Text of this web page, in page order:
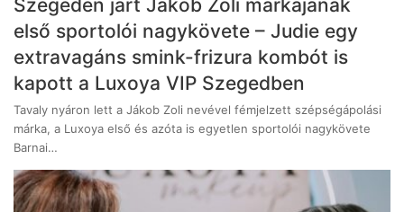
Szegeden járt Jákob Zoli márkájának
első sportolói nagykövete – Judie egy
extravagáns smink-frizura kombót is
kapott a Luxoya VIP Szegedben
Tavaly nyáron lett a Jákob Zoli nevével fémjelzett szépségápolási
márka, a Luxoya első és azóta is egyetlen sportolói nagykövete
Barnai…